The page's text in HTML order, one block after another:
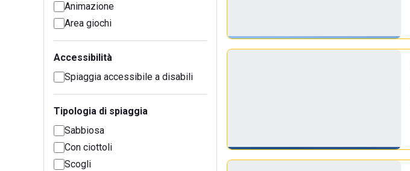
Animazione
Area giochi
Accessibilità
Spiaggia accessibile a disabili
Tipologia di spiaggia
Sabbiosa
Con ciottoli
Scogli